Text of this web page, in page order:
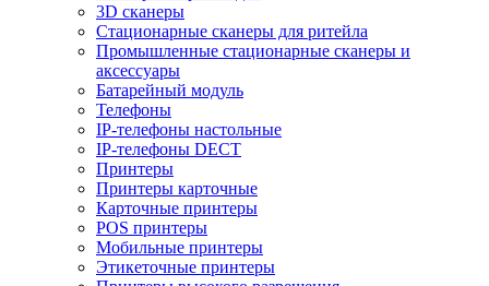
3D сканеры
Стационарные сканеры для ритейла
Промышленные стационарные сканеры и
аксессуары
Батарейный модуль
Телефоны
IP-телефоны настольные
IP-телефоны DECT
Принтеры
Принтеры карточные
Карточные принтеры
POS принтеры
Мобильные принтеры
Этикеточные принтеры